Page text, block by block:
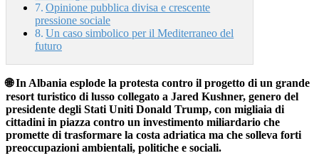
Opinione pubblica divisa e crescente
pressione sociale
Un caso simbolico per il Mediterraneo del
futuro
🌐 In Albania esplode la protesta contro il progetto di un grande
resort turistico di lusso collegato a Jared Kushner, genero del
presidente degli Stati Uniti Donald Trump, con migliaia di
cittadini in piazza contro un investimento miliardario che
promette di trasformare la costa adriatica ma che solleva forti
preoccupazioni ambientali, politiche e sociali.